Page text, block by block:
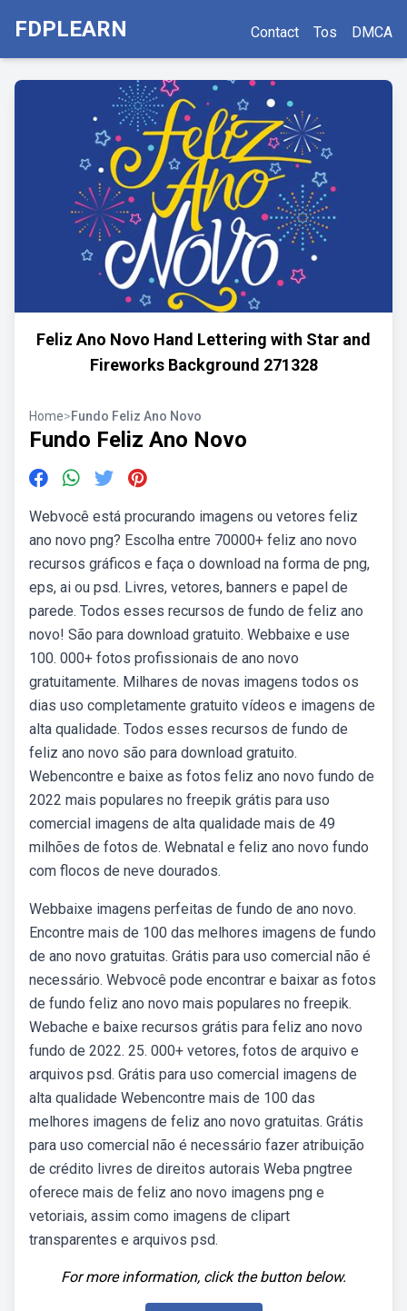
FDPLEARN Contact Tos DMCA
Feliz Ano Novo Hand Lettering with Star and
Fireworks Background 271328
Home>Fundo Feliz Ano Novo
Fundo Feliz Ano Novo
Webvocê está procurando imagens ou vetores feliz
ano novo png? Escolha entre 70000+ feliz ano novo
recursos gráficos e faça o download na forma de png,
eps, ai ou psd. Livres, vetores, banners e papel de
parede. Todos esses recursos de fundo de feliz ano
novo! São para download gratuito. Webbaixe e use
100. 000+ fotos profissionais de ano novo
gratuitamente. Milhares de novas imagens todos os
dias uso completamente gratuito vídeos e imagens de
alta qualidade. Todos esses recursos de fundo de
feliz ano novo são para download gratuito.
Webencontre e baixe as fotos feliz ano novo fundo de
2022 mais populares no freepik grátis para uso
comercial imagens de alta qualidade mais de 49
milhões de fotos de. Webnatal e feliz ano novo fundo
com flocos de neve dourados.
Webbaixe imagens perfeitas de fundo de ano novo.
Encontre mais de 100 das melhores imagens de fundo
de ano novo gratuitas. Grátis para uso comercial não é
necessário. Webvocê pode encontrar e baixar as fotos
de fundo feliz ano novo mais populares no freepik.
Webache e baixe recursos grátis para feliz ano novo
fundo de 2022. 25. 000+ vetores, fotos de arquivo e
arquivos psd. Grátis para uso comercial imagens de
alta qualidade Webencontre mais de 100 das
melhores imagens de feliz ano novo gratuitas. Grátis
para uso comercial não é necessário fazer atribuição
de crédito livres de direitos autorais Weba pngtree
oferece mais de feliz ano novo imagens png e
vetoriais, assim como imagens de clipart
transparentes e arquivos psd.
For more information, click the button below.